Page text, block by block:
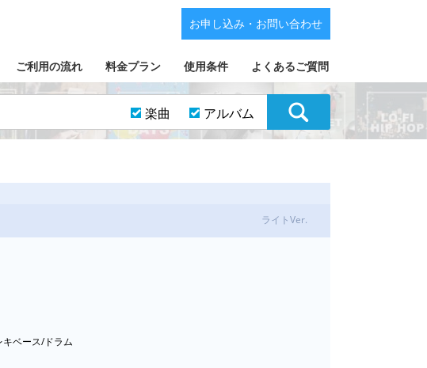
ご利用の流れ 料金プラン 使用条件 よくあるご質問
お申し込み・お問い合わせ
楽曲 アルバム
ライトVer.
キベース/ドラム